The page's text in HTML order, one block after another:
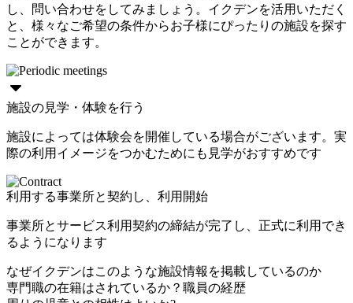
し、問い合わせをしてみましょう。イクデンを活用いただく
と、様々なご希望の条件からお子様にぴったりの施設を探す
ことができます。
施設の見学・体験を行う
施設によっては体験会を開催している場合がございます。実
際の利用イメージをつかむためにも見学がおすすめです
利用する事業所と契約し、利用開始
事業所とサービス利用契約の締結が完了し、正式に利用でき
るようになります
なぜイクデンはこのような施設情報を掲載しているのか
専門職の在籍はされているか？職員の経歴